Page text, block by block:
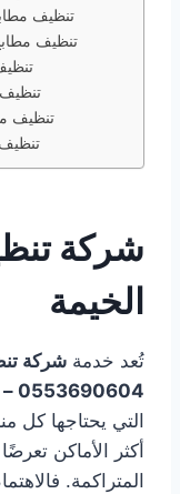
تنظيف
تنظيف
تنظيف
شركة
الخيمة
تُعد خدمة شركة
0553690604 – ضمان 100%
التي يحتاجها كل
أكثر الأماكن
المتراكمة.